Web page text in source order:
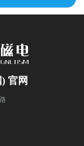
官网